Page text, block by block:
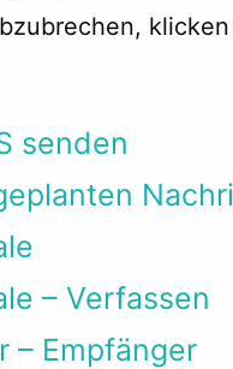
senden
– Verfassen
– Empfänger